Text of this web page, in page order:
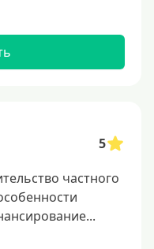
5
частного